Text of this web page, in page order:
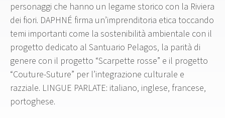
personaggi che hanno un legame storico con la Riviera
dei fiori. DAPHNÉ firma un’imprenditoria etica toccando
temi importanti come la sostenibilità ambientale con il
progetto dedicato al Santuario Pelagos, la parità di
genere con il progetto “Scarpette rosse” e il progetto
“Couture-Suture” per l’integrazione culturale e
razziale. LINGUE PARLATE: italiano, inglese, francese,
portoghese.